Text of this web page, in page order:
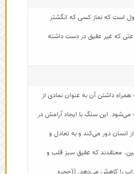
است که نماز کسی که انگشتر
که غیر عقیق در دست داشته
داشتن آن به عنوان نمادی از
این سنگ با ایجاد آرامش در
انسان دور می‌کند و به تعادل و
معتقدند که عقیق سبز قلب و
را کاهش می‌دهد. ((حجره